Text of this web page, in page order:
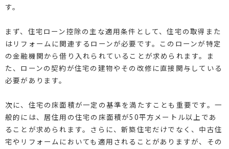
す。
まず、住宅ローン控除の主な適用条件として、住宅の取得また
はリフォームに関連するローンが必要です。このローンが特定
の金融機関から借り入れられていることが求められます。ま
た、ローンの契約が住宅の建物やその改修に直接関与している
必要があります。
次に、住宅の床面積が一定の基準を満たすことも重要です。一
般的には、居住用の住宅の床面積が50平方メートル以上であ
ることが求められます。さらに、新築住宅だけでなく、中古住
宅やリフォームにおいても適用されることがありますが、その